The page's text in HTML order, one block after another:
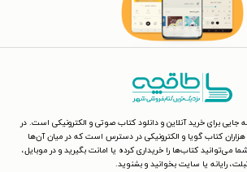
جایی برای خرید آنلاین و دانلود کتاب صوتی و الکترونیکی است. در
کتاب گویا و الکترونیکی در دسترس است که در میان آن‌ها
می‌توانید کتاب‌ها را خریداری کرده یا امانت بگیرید و در موبایل،
رایانه یا سایت بخوانید و بشنوید.